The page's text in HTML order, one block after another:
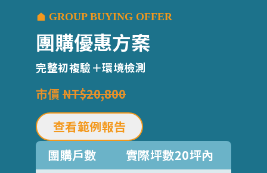
GROUP BUYING OFFER
團購優惠方案
完整初複驗＋環境檢測
市價 NT$20,800
查看範例報告
團購戶數
實際坪數20坪內